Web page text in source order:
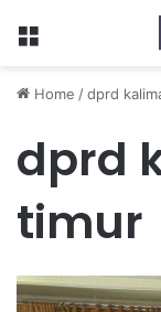
Menu
Home /dprd
dprd
timur